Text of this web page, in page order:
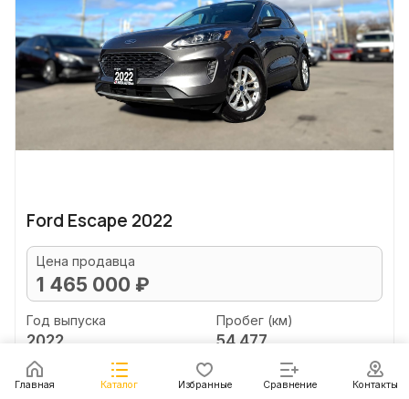
Ford Escape 2022
Цена продавца
1 465 000 ₽
Год выпуска
2022
Пробег (км)
54 477
Объем двигателя (л)
2.0
Главная Каталог Избранные Сравнение Контакты